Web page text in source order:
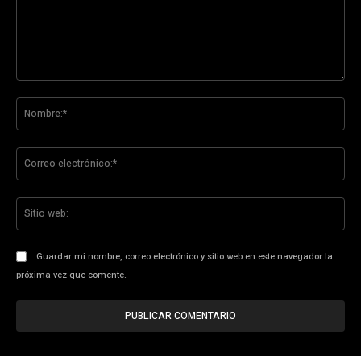
Guardar mi nombre, correo electrónico y sitio web en este navegador la
próxima vez que comente.